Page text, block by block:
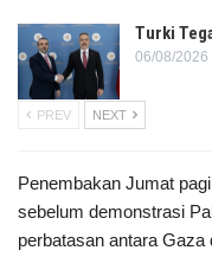
Turki
06/08/2026
PREV NEXT
Penembakan Jumat
sebelum demonstrasi
perbatasan antara Gaza